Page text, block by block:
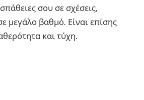
σου σε σχέσεις,
μεγάλο βαθμό. Είναι επίσης
και τύχη.